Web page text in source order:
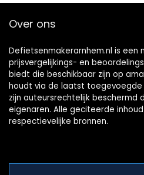
Over ons
Defietsenmakerarnhem.nl is een
prijsvergelijkings- en
biedt die beschikbaar zijn op
houdt via de laatst toegevoegde
zijn auteursrechtelijk beschermd
eigenaren. Alle geciteerde
respectievelijke bronnen.